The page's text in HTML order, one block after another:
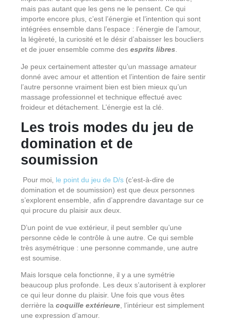
mais pas autant que les gens ne le pensent. Ce qui
importe encore plus, c’est l’énergie et l’intention qui sont
intégrées ensemble dans l’espace : l’énergie de l’amour,
la légèreté, la curiosité et le désir d’abaisser les boucliers
et de jouer ensemble comme des esprits libres.
Je peux certainement attester qu’un massage amateur
donné avec amour et attention et l’intention de faire sentir
l’autre personne vraiment bien est bien mieux qu’un
massage professionnel et technique effectué avec
froideur et détachement. L’énergie est la clé.
Les trois modes du jeu de
domination et de
soumission
Pour moi, le point du jeu de D/s(c’est-à-dire de
domination et de soumission) est que deux personnes
s’explorent ensemble, afin d’apprendre davantage sur ce
qui procure du plaisir aux deux.
D’un point de vue extérieur, il peut sembler qu’une
personne cède le contrôle à une autre. Ce qui semble
très asymétrique : une personne commande, une autre
est soumise.
Mais lorsque cela fonctionne, il y a une symétrie
beaucoup plus profonde. Les deux s’autorisent à explorer
ce qui leur donne du plaisir. Une fois que vous êtes
derrière la coquille extérieure, l’intérieur est simplement
une expression d’amour.